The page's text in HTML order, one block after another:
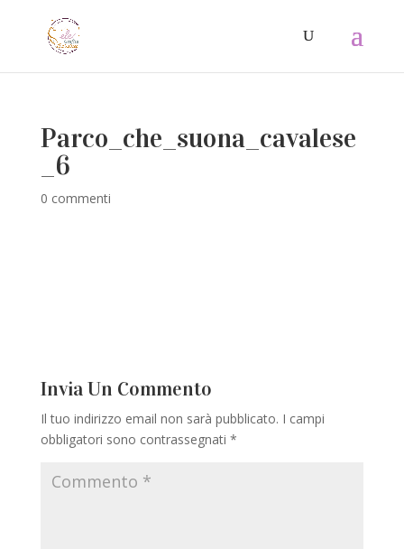
Parco_che_suona_cavalese
_6
0 commenti
Invia Un Commento
Il tuo indirizzo email non sarà pubblicato. I campi
obbligatori sono contrassegnati *